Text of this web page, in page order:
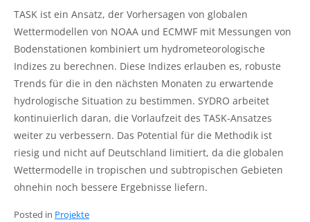
TASK ist ein Ansatz, der Vorhersagen von globalen
Wettermodellen von NOAA und ECMWF mit Messungen von
Bodenstationen kombiniert um hydrometeorologische
Indizes zu berechnen. Diese Indizes erlauben es, robuste
Trends für die in den nächsten Monaten zu erwartende
hydrologische Situation zu bestimmen. SYDRO arbeitet
kontinuierlich daran, die Vorlaufzeit des TASK-Ansatzes
weiter zu verbessern. Das Potential für die Methodik ist
riesig und nicht auf Deutschland limitiert, da die globalen
Wettermodelle in tropischen und subtropischen Gebieten
ohnehin noch bessere Ergebnisse liefern.
Posted in Projekte